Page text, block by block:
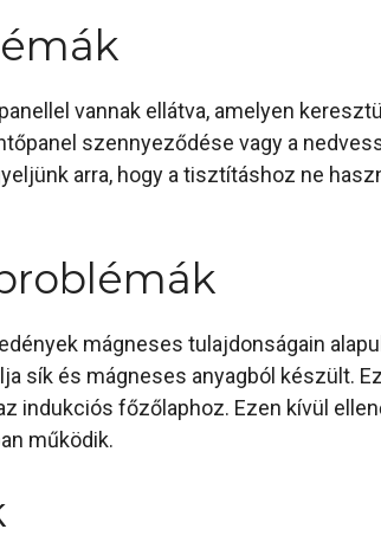
vannak ellátva, amelyen
szennyeződése vagy a
arra, hogy a tisztításhoz ne
mágneses tulajdonságain
sík és mágneses anyagból készült.
indukciós főzőlaphoz. Ezen kívül
működik.